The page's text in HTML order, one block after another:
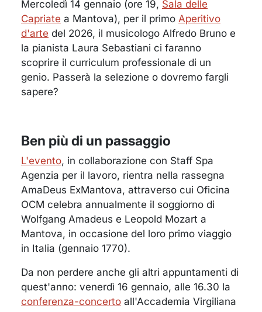
Mercoledì 14 gennaio (ore 19, Sala delle
Capriate a Mantova), per il primo Aperitivo
d'arte del 2026, il musicologo Alfredo Bruno e
la pianista Laura Sebastiani ci faranno
scoprire il curriculum professionale di un
genio. Passerà la selezione o dovremo fargli
sapere?
Ben più di un passaggio
L'evento, in collaborazione con Staff Spa
Agenzia per il lavoro, rientra nella rassegna
AmaDeus ExMantova, attraverso cui Oficina
OCM celebra annualmente il soggiorno di
Wolfgang Amadeus e Leopold Mozart a
Mantova, in occasione del loro primo viaggio
in Italia (gennaio 1770).
Da non perdere anche gli altri appuntamenti di
quest'anno: venerdì 16 gennaio, alle 16.30 la
conferenza-concerto all'Accademia Virgiliana